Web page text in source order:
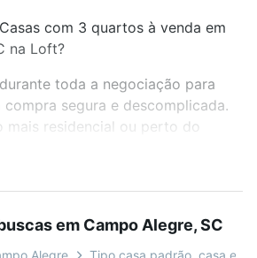
com 3 quartos à venda em
na Loft?
toda a negociação para
segura e descomplicada.
mais residencial ou perto do
com 3 quartos à venda em
para conquistar seu sonho.
e você ainda conta com
e imobiliárias te ajudando
em Campo Alegre, SC
Alegre Tipo casa padrão, casa em